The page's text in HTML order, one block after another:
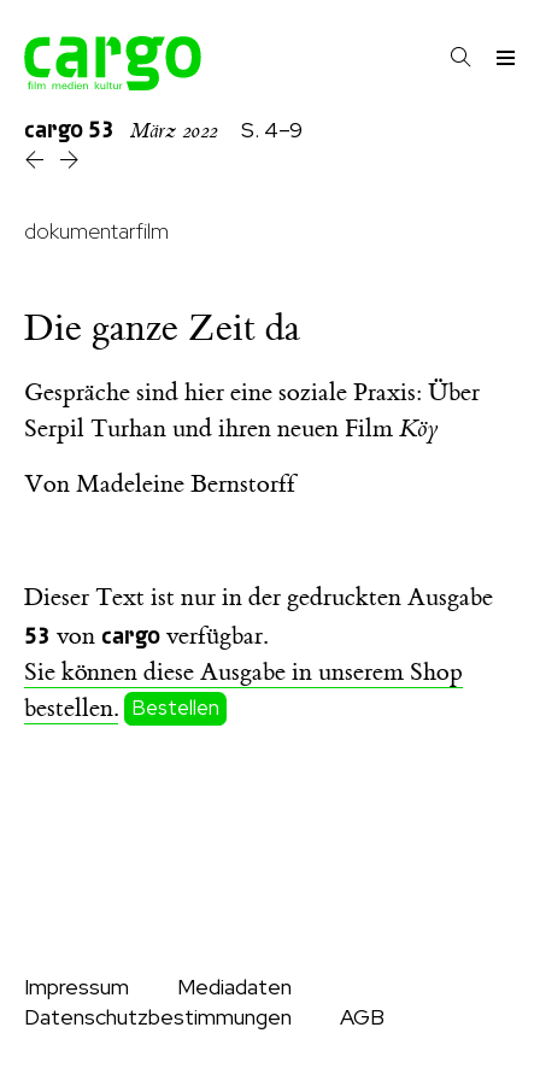
cargo 53 März 2022 S. 4–9
dokumentarfilm
Die ganze Zeit da
Gespräche sind hier eine soziale Praxis: Über
Serpil Turhan und ihren neuen Film Köy
Von Madeleine Bernstorff
Dieser Text ist nur in der gedruckten Ausgabe
53 von cargo verfügbar.
Sie können diese Ausgabe in unserem Shop
bestellen. Bestellen
Impressum
Mediadaten
Datenschutzbestimmungen
AGB